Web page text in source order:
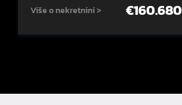
Više o nekretnini > €160.680